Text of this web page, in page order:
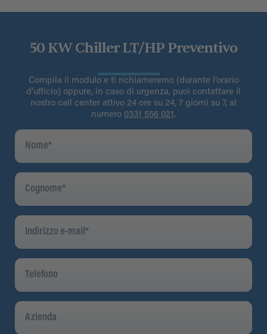
50 KW Chiller LT/HP Preventivo
Compila il modulo e ti richiameremo (durante l’orario
d’ufficio) oppure, in caso di urgenza, puoi contattare il
nostro call center attivo 24 ore su 24, 7 giorni su 7, al
numero 0331 556 021 .
Nome
Cognome
Indirizzo
Telefono
Azienda